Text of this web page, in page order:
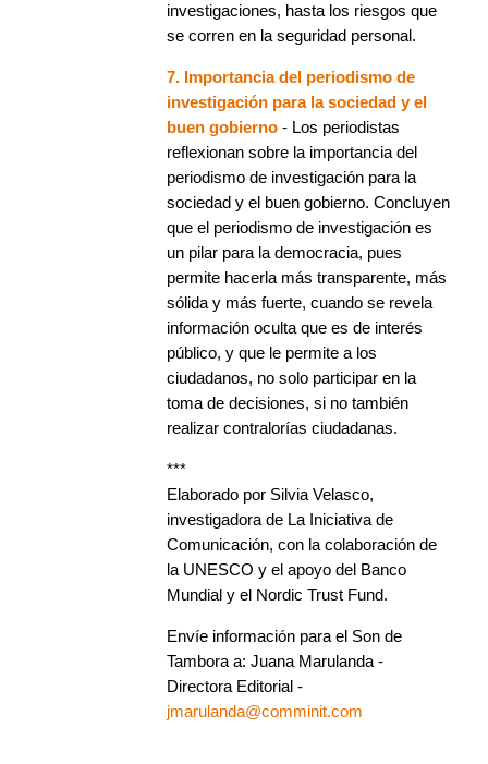
investigaciones, hasta los riesgos que
se corren en la seguridad personal.
7. Importancia del periodismo de
investigación para la sociedad y el
buen gobierno - Los periodistas
reflexionan sobre la importancia del
periodismo de investigación para la
sociedad y el buen gobierno. Concluyen
que el periodismo de investigación es
un pilar para la democracia, pues
permite hacerla más transparente, más
sólida y más fuerte, cuando se revela
información oculta que es de interés
público, y que le permite a los
ciudadanos, no solo participar en la
toma de decisiones, si no también
realizar contralorías ciudadanas.
***
Elaborado por Silvia Velasco,
investigadora de La Iniciativa de
Comunicación, con la colaboración de
la UNESCO y el apoyo del Banco
Mundial y el Nordic Trust Fund.
Envíe información para el Son de
Tambora a: Juana Marulanda -
Directora Editorial -
jmarulanda@comminit.com